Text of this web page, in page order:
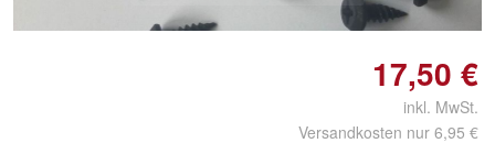
17,50 €
inkl. MwSt.
Versandkosten nur 6,95 €